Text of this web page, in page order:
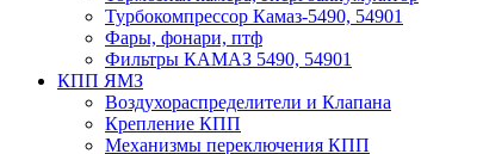
Турбокомпрессор Камаз-5490, 54901
Фары, фонари, птф
Фильтры КАМАЗ 5490, 54901
КПП ЯМЗ
Воздухораспределители и Клапана
Крепление КПП
Механизмы переключения КПП